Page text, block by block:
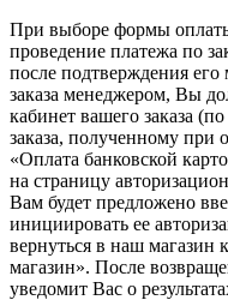
При выборе формы
проведение платежа по
после подтверждения
заказа менеджером, Вы
кабинет вашего заказа
заказа, полученному
«Оплата банковской
на страницу
Вам будет предложено
инициировать ее
вернуться в наш магазин
магазин». После
уведомит Вас о